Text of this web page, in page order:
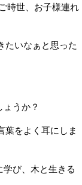
時世、お子様連れ
たいなぁと思った
うか？
葉をよく耳にしま
学び、木と生きる